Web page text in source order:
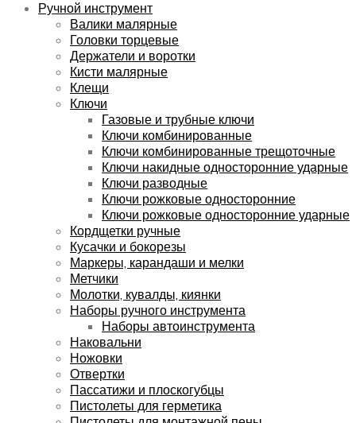
Ручной инструмент
Валики малярные
Головки торцевые
Держатели и воротки
Кисти малярные
Клещи
Ключи
Газовые и трубные ключи
Ключи комбинированные
Ключи комбинированные трещоточные
Ключи накидные односторонние ударные
Ключи разводные
Ключи рожковые односторонние
Ключи рожковые односторонние ударные
Кордщетки ручные
Кусачки и бокорезы
Маркеры, карандаши и мелки
Метчики
Молотки, кувалды, киянки
Наборы ручного инструмента
Наборы автоинструмента
Наковальни
Ножовки
Отвертки
Пассатижи и плоскогубцы
Пистолеты для герметика